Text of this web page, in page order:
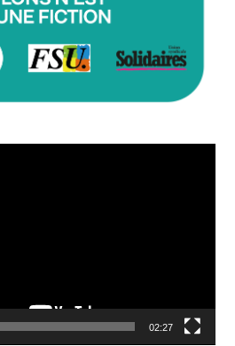
02:27